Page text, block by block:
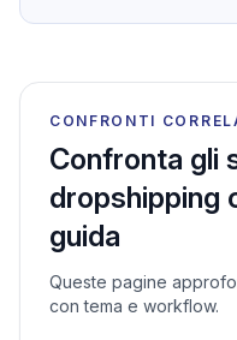
CONFRONTI
Confronta gli
dropshipping
guida
Queste pagine
con tema e workflow.